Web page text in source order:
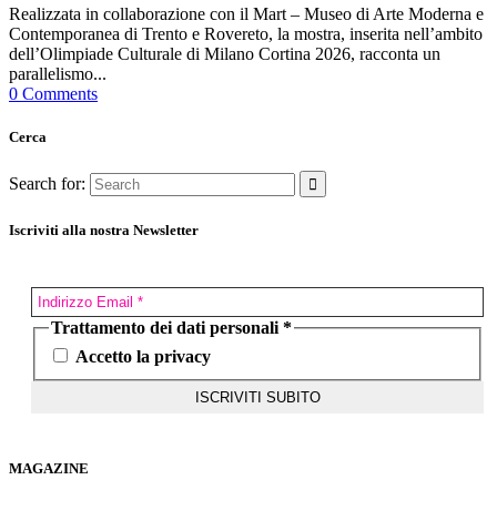
Realizzata in collaborazione con il Mart – Museo di Arte Moderna e
Contemporanea di Trento e Rovereto, la mostra, inserita nell’ambito
dell’Olimpiade Culturale di Milano Cortina 2026, racconta un
parallelismo...
0 Comments
Cerca
Search for:
Iscriviti alla nostra Newsletter
Trattamento dei dati personali *
Accetto la privacy
MAGAZINE